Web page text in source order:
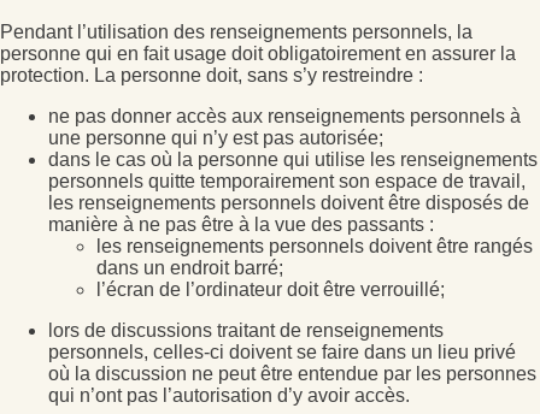
Pendant l’utilisation des renseignements personnels, la
personne qui en fait usage doit obligatoirement en assurer la
protection. La personne doit, sans s’y restreindre :
ne pas donner accès aux renseignements personnels à
une personne qui n’y est pas autorisée;
dans le cas où la personne qui utilise les renseignements
personnels quitte temporairement son espace de travail,
les renseignements personnels doivent être disposés de
manière à ne pas être à la vue des passants :
les renseignements personnels doivent être rangés
dans un endroit barré;
l’écran de l’ordinateur doit être verrouillé;
lors de discussions traitant de renseignements
personnels, celles-ci doivent se faire dans un lieu privé
où la discussion ne peut être entendue par les personnes
qui n’ont pas l’autorisation d’y avoir accès.